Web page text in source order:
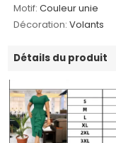
Motif: Couleur unie
Décoration: Volants
Détails du produit